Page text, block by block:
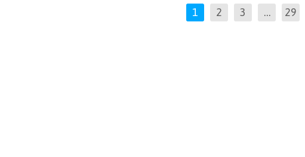
1 2 3 … 29